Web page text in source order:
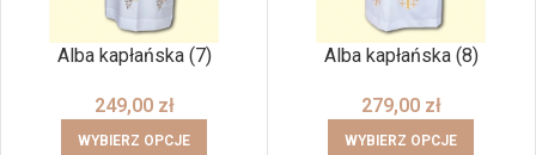
Alba kapłańska (7)
249,00 zł
WYBIERZ OPCJE
Alba kapłańska (8)
279,00 zł
WYBIERZ OPCJE